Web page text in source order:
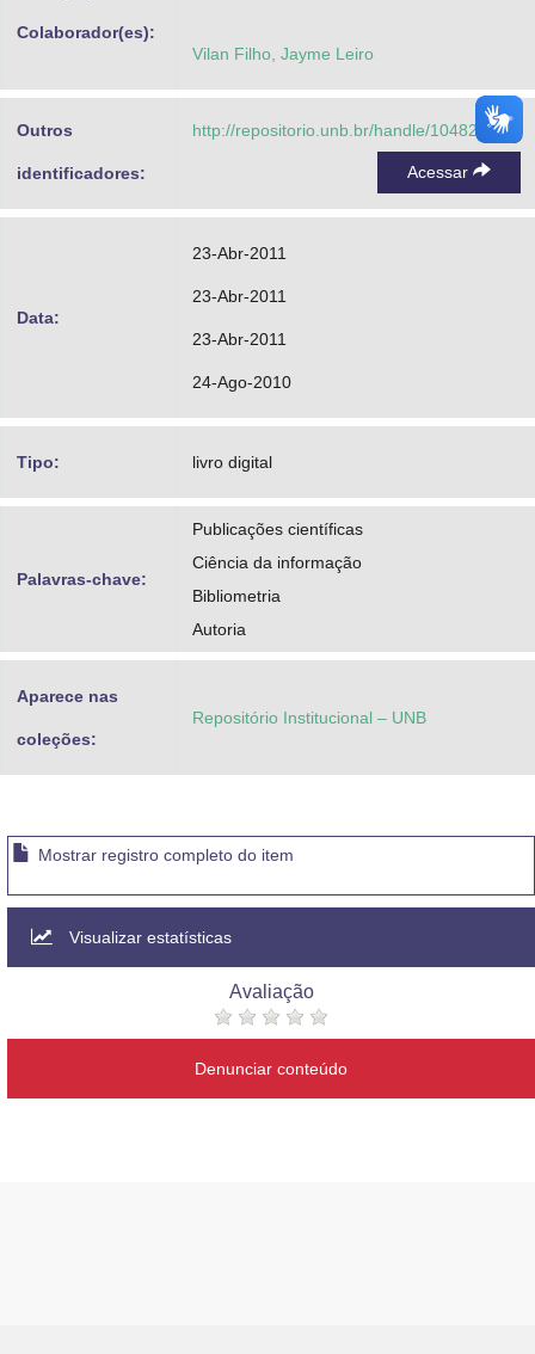
Colaborador(es):
Vilan Filho, Jayme Leiro
Outros
identificadores:
http://repositorio.unb.br/handle/10482/7468
Acessar
Data:
23-Abr-2011
23-Abr-2011
23-Abr-2011
24-Ago-2010
Tipo: livro digital
Palavras-chave:
Publicações científicas
Ciência da informação
Bibliometria
Autoria
Aparece nas
coleções:
Repositório Institucional – UNB
Mostrar registro completo do item
Visualizar estatísticas
Avaliação
Denunciar conteúdo